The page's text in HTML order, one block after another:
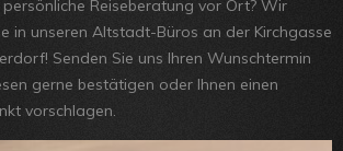
Reiseberatung vor Ort? Wir
in unseren Altstadt-Büros an der Kirchgasse
Senden Sie uns Ihren Wunschtermin
gerne bestätigen oder Ihnen einen
vorschlagen.